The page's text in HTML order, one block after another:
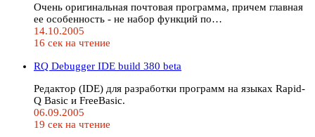
Очень оригинальная почтовая программа, причем главная
ее особенность - не набор функций по…
14.10.2005
16 сек на чтение
RQ Debugger IDE build 380 beta
Редактор (IDE) для разработки программ на языках Rapid-
Q Basic и FreeBasic.
06.09.2005
19 сек на чтение